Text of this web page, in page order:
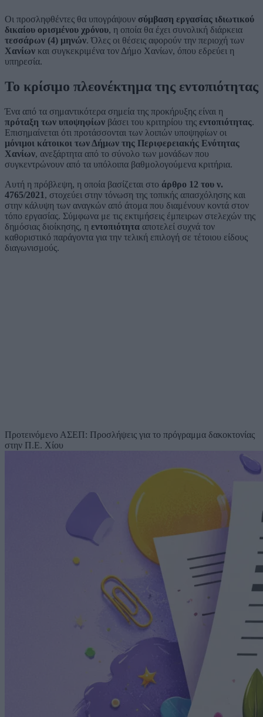
Οι προσληφθέντες θα υπογράψουν σύμβαση εργασίας ιδιωτικού
δικαίου ορισμένου χρόνου, η οποία θα έχει συνολική διάρκεια
τεσσάρων (4) μηνών. Όλες οι θέσεις αφορούν την περιοχή των
Χανίων και συγκεκριμένα τον Δήμο Χανίων, όπου εδρεύει η
υπηρεσία.
Το κρίσιμο πλεονέκτημα της εντοπιότητας
Ένα από τα σημαντικότερα σημεία της προκήρυξης είναι η
πρόταξη των υποψηφίων βάσει του κριτηρίου της εντοπιότητας.
Επισημαίνεται ότι προτάσσονται των λοιπών υποψηφίων οι
μόνιμοι κάτοικοι των Δήμων της Περιφερειακής Ενότητας
Χανίων, ανεξάρτητα από το σύνολο των μονάδων που
συγκεντρώνουν από τα υπόλοιπα βαθμολογούμενα κριτήρια.
Αυτή η πρόβλεψη, η οποία βασίζεται στο άρθρο 12 του ν.
4765/2021 , στοχεύει στην τόνωση της τοπικής απασχόλησης και
στην κάλυψη των αναγκών από άτομα που διαμένουν κοντά στον
τόπο εργασίας. Σύμφωνα με τις εκτιμήσεις έμπειρων στελεχών της
δημόσιας διοίκησης, η εντοπιότητα αποτελεί συχνά τον
καθοριστικό παράγοντα για την τελική επιλογή σε τέτοιου είδους
διαγωνισμούς.
Προτεινόμενο ΑΣΕΠ: Προσλήψεις για το πρόγραμμα δακοκτονίας
στην Π.Ε. Χίου